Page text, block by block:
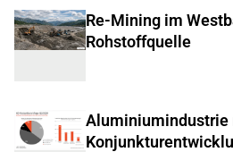
Re-Mining im
Rohstoffquelle